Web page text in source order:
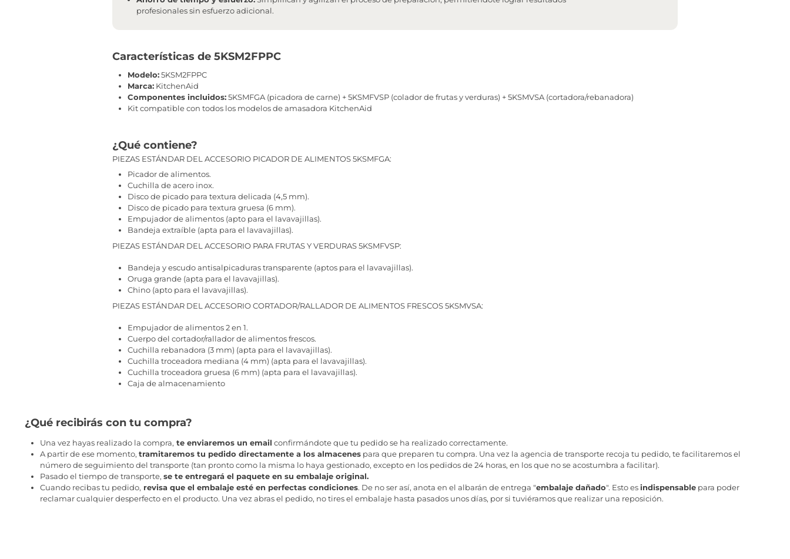
profesionales sin esfuerzo adicional.
Características de 5KSM2FPPC
Modelo:5KSM2FPPC
Marca: KitchenAid
Componentes incluidos:5KSMFGA (picadora de carne) + 5KSMFVSP (colador de frutas y verduras) + 5KSMVSA (cortadora/rebanadora)
Kit compatible con todos los modelos de amasadora KitchenAid
¿Qué contiene?
PIEZAS ESTÁNDAR DEL ACCESORIO PICADOR DE ALIMENTOS 5KSMFGA:
Picador de alimentos.
Cuchilla de acero inox.
Disco de picado para textura delicada (4,5 mm).
Disco de picado para textura gruesa (6 mm).
Empujador de alimentos (apto para el lavavajillas).
Bandeja extraíble (apta para el lavavajillas).
PIEZAS ESTÁNDAR DEL ACCESORIO PARA FRUTAS Y VERDURAS 5KSMFVSP:
Bandeja y escudo antisalpicaduras transparente (aptos para el lavavajillas).
Oruga grande (apta para el lavavajillas).
Chino (apto para el lavavajillas).
PIEZAS ESTÁNDAR DEL ACCESORIO CORTADOR/RALLADOR DE ALIMENTOS FRESCOS 5KSMVSA:
Empujador de alimentos 2 en 1.
Cuerpo del cortador/rallador de alimentos frescos.
Cuchilla rebanadora (3 mm) (apta para el lavavajillas).
Cuchilla troceadora mediana (4 mm) (apta para el lavavajillas).
Cuchilla troceadora gruesa (6 mm) (apta para el lavavajillas).
Caja de almacenamiento
¿Qué recibirás con tu compra?
Una vez hayas realizado la compra, te enviaremos un email confirmándote que tu pedido se ha realizado correctamente.
A partir de ese momento, tramitaremos tu pedido directamente a los almacenespara que preparen tu compra. Una vez la agencia de transporte recoja tu pedido, te facilitaremos el
número de seguimiento del transporte (tan pronto como la misma lo haya gestionado, excepto en los pedidos de 24 horas, en los que no se acostumbra a facilitar).
Pasado el tiempo de transporte, se te entregará el paquete en su embalaje original.
Cuando recibas tu pedido, revisa que el embalaje esté en perfectas condiciones. De no ser así, anota en el albarán de entrega "embalaje dañado". Esto esindispensablepara poder
reclamar cualquier desperfecto en el producto. Una vez abras el pedido, no tires el embalaje hasta pasados unos días, por si tuviéramos que realizar una reposición.